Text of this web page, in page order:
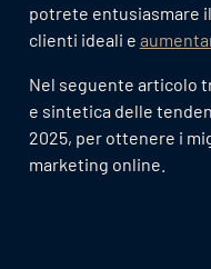
potrete entusiasmare
clienti ideali e
Nel seguente articolo
e sintetica delle
2025, per ottenere i
marketing online.